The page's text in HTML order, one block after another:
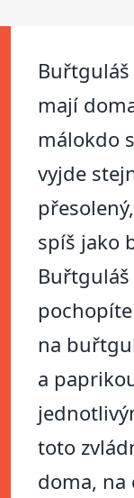
mají
málokdo
vyjde
spíš jako
na
a
toto
doma, na